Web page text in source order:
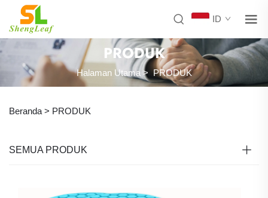
ID
PRODUK
Halaman Utama >PRODUK
Beranda > PRODUK
SEMUA PRODUK